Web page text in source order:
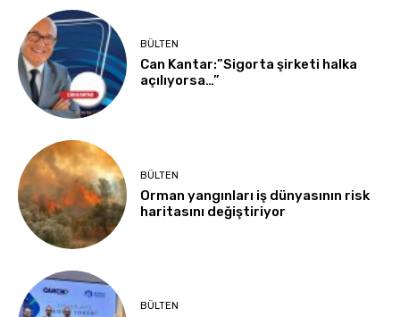
BÜLTEN
Can Kantar:”Sigorta şirketi halka
açılıyorsa…”
BÜLTEN
Orman yangınları iş dünyasının risk
haritasını değiştiriyor
BÜLTEN